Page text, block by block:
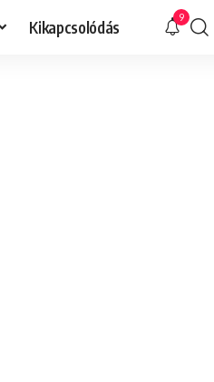
Kikapcsolódás 9